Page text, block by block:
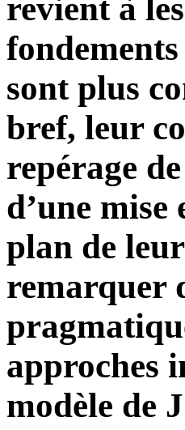
revient à
sont plus
bref, leur
repérage
d’une mise
plan de
remarquer
approches
modèle de